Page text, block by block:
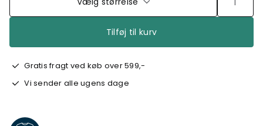
Tilføj til kurv
Gratis fragt ved køb over 599,-
Vi sender alle ugens dage